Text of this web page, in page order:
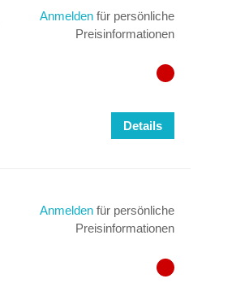
Anmelden für persönliche
Preisinformationen
Details
Anmelden für persönliche
Preisinformationen